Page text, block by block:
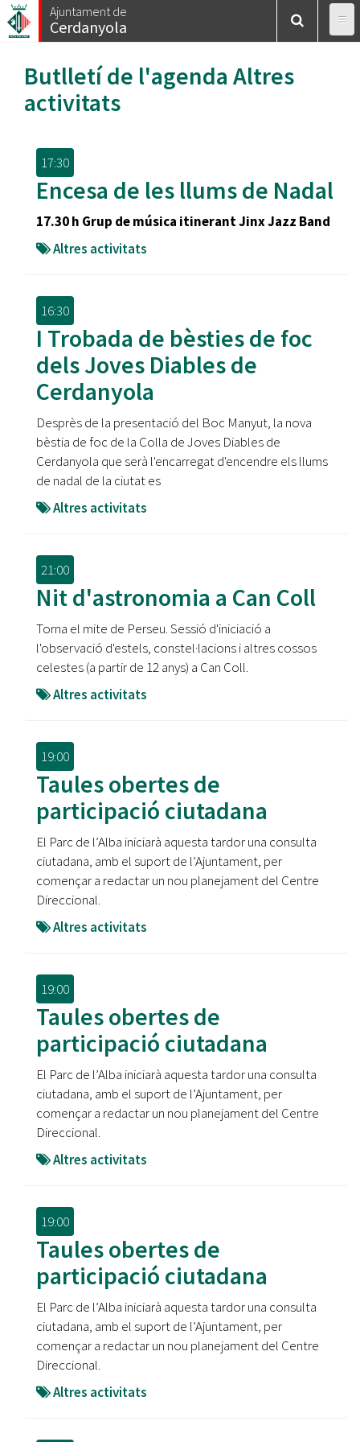
Vés
al
Ajuntament de
Cerdanyola
Butlletí de l'agenda Altres
activitats
17:30
Encesa de les llums de Nadal
17.30 h Grup de música itinerant Jinx Jazz Band
Altres activitats
16:30
I Trobada de bèsties de foc
dels Joves Diables de
Cerdanyola
Desprès de la presentació del Boc Manyut, la nova
bèstia de foc de la Colla de Joves Diables de
Cerdanyola que serà l'encarregat d'encendre els llums
de nadal de la ciutat es
Altres activitats
21:00
Nit d'astronomia a Can Coll
Torna el mite de Perseu. Sessió d'iniciació a
l'observació d'estels, constel·lacions i altres cossos
celestes (a partir de 12 anys) a Can Coll.
Altres activitats
19:00
Taules obertes de
participació ciutadana
El Parc de l’Alba iniciarà aquesta tardor una consulta
ciutadana, amb el suport de l’Ajuntament, per
començar a redactar un nou planejament del Centre
Direccional.
Altres activitats
19:00
Taules obertes de
participació ciutadana
El Parc de l’Alba iniciarà aquesta tardor una consulta
ciutadana, amb el suport de l’Ajuntament, per
començar a redactar un nou planejament del Centre
Direccional.
Altres activitats
19:00
Taules obertes de
participació ciutadana
El Parc de l’Alba iniciarà aquesta tardor una consulta
ciutadana, amb el suport de l’Ajuntament, per
començar a redactar un nou planejament del Centre
Direccional.
Altres activitats